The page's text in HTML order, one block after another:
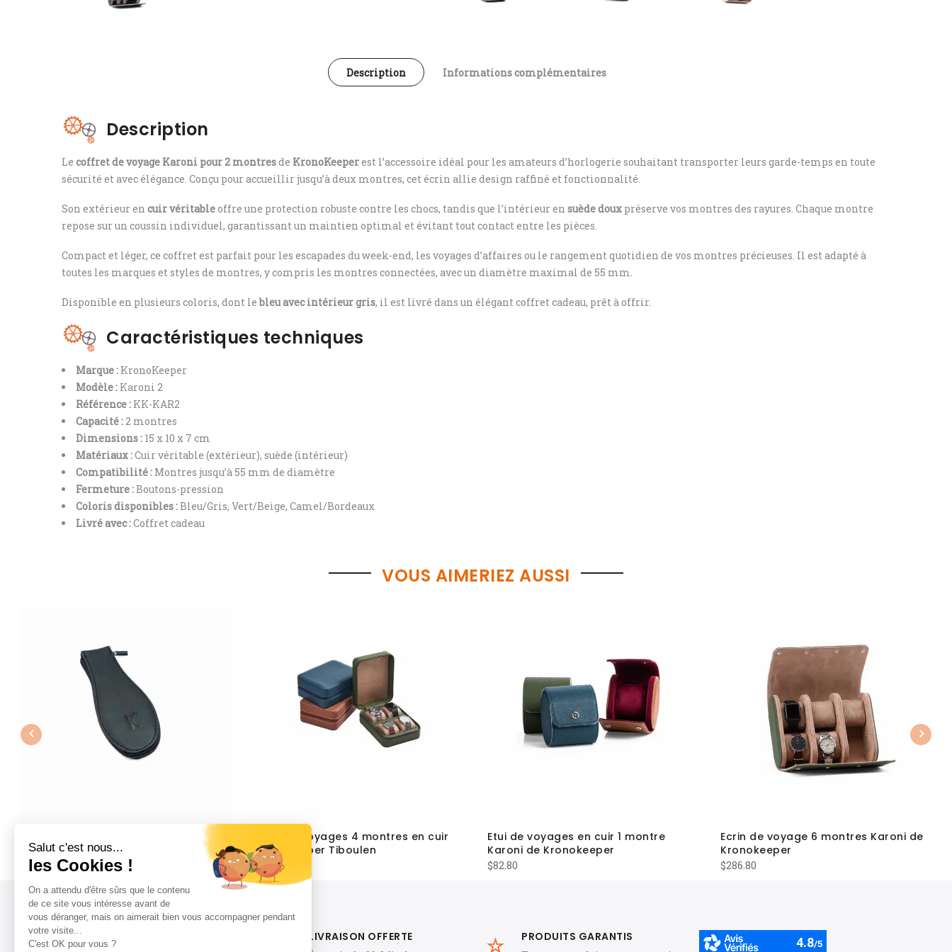
Description Informations complémentaires
Description
Le coffret de voyage Karoni pour 2 montresde KronoKeeperest l’accessoire idéal pour les amateurs d’horlogerie souhaitant transporter leurs garde-temps en toute
sécurité et avec élégance. Conçu pour accueillir jusqu’à deux montres, cet écrin allie design raffiné et fonctionnalité.
Son extérieur en cuir véritableoffre une protection robuste contre les chocs, tandis que l’intérieur en suède doux préserve vos montres des rayures. Chaque montre
repose sur un coussin individuel, garantissant un maintien optimal et évitant tout contact entre les pièces.
Compact et léger, ce coffret est parfait pour les escapades du week-end, les voyages d’affaires ou le rangement quotidien de vos montres précieuses. Il est adapté à
toutes les marques et styles de montres, y compris les montres connectées, avec un diamètre maximal de 55 mm.
Disponible en plusieurs coloris, dont lebleu avec intérieur gris, il est livré dans un élégant coffret cadeau, prêt à offrir.
Caractéristiques techniques
Marque : KronoKeeper
Modèle : Karoni 2
Référence : KK-KAR2
Capacité :2 montres
Dimensions : 15 x 10 x 7 cm
Matériaux :Cuir véritable (extérieur), suède (intérieur)
Compatibilité : Montres jusqu’à 55 mm de diamètre
Fermeture :Boutons-pression
Coloris disponibles :Bleu/Gris, Vert/Beige, Camel/Bordeaux
Livré avec :Coffret cadeau
VOUS AIMERIEZ AUSSI
Etui de voyage en cuir Kronokeeper
pour une montre
35.88
Ecrin de voyages 4 montres en cuir
Kronokeeper Tiboulen
$220.80
Etui de voyages en cuir 1 montre
Karoni de Kronokeeper
$82.80
Ecrin de voyage 6 montres Karoni de
Kronokeeper
$286.80
LIVRAISON RAPIDE LIVRAISON OFFERTE PRODUITS GARANTIS